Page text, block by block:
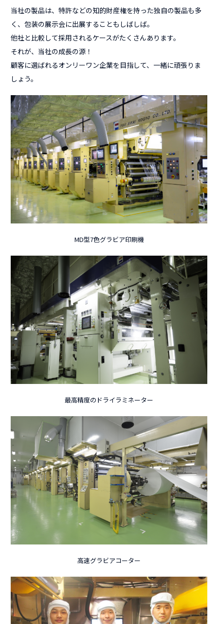
当社の製品は、特許などの知的財産権を持った独自の製品も多
く、包装の展示会に出展することもしばしば。
他社と比較して採用されるケースがたくさんあります。
それが、当社の成長の源！
顧客に選ばれるオンリーワン企業を目指して、一緒に頑張りま
しょう。
MD型7色グラビア印刷機
最高精度のドライラミネーター
高速グラビアコーター